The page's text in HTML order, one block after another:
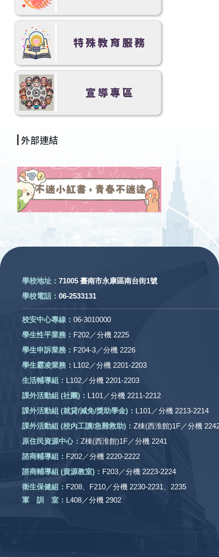
特殊教育服務
宣導專區
外部連結
學校地址： 71005 臺南市永康區南台街1號
學校電話： 06-2533131
校安中心專線： 06-3010000
學生性平業務： F202／分機 2225
學生申訴業務： F204-3／分機 2226
學生霸凌業務： L102／分機 2201-2203
生活輔導組： L102／分機 2201-2203
課外活動組 (社團) ： L101／分機 2211-2212
課外活動組 (就貸/減免/獎助學金)： L101／分機 2213-2214
課外活動組 (校內工讀/急難救助) ： Z棟(西淮館)1F／分機
原住民資源中心： Z棟(西淮館)1F／分機 2241
諮商輔導組： F202／分機 2220-2222
諮商輔導組 (資源教室)： F203／分機 2223-2224
衛生保健組： F208、F210／分機 2230-2231、2235
軍 訓 室： L408／分機 2902